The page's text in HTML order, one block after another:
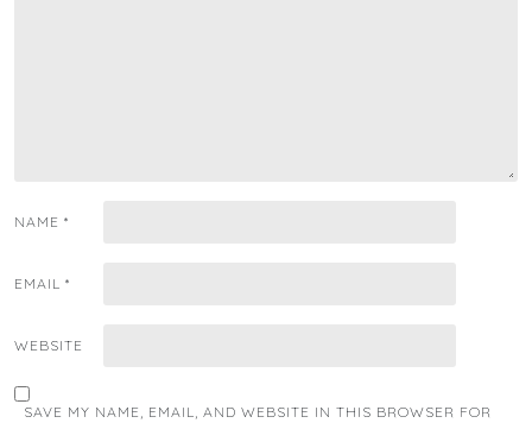
NAME *
EMAIL *
WEBSITE
SAVE MY NAME, EMAIL, AND WEBSITE IN THIS BROWSER FOR